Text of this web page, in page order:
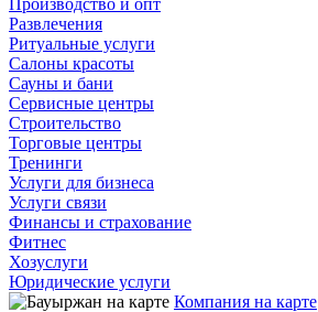
Производство и опт
Развлечения
Ритуальные услуги
Салоны красоты
Сауны и бани
Сервисные центры
Строительство
Торговые центры
Тренинги
Услуги для бизнеса
Услуги связи
Финансы и страхование
Фитнес
Хозуслуги
Юридические услуги
Компания на карте